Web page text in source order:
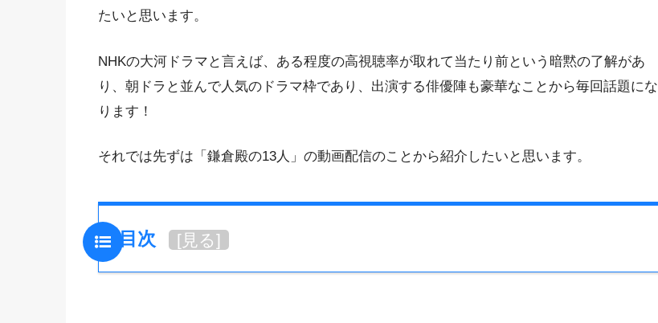
たいと思います。
NHKの大河ドラマと言えば、ある程度の高視聴率が取れて当たり前という暗黙の了解があ
り、朝ドラと並んで人気のドラマ枠であり、出演する俳優陣も豪華なことから毎回話題にな
ります！
それでは先ずは「鎌倉殿の13人」の動画配信のことから紹介したいと思います。
目次 [見る]